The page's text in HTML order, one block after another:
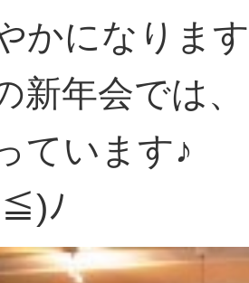
かになりま
新年会では
ています♪
ﾉ